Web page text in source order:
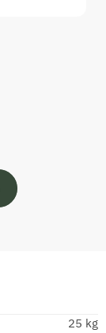
25 kg